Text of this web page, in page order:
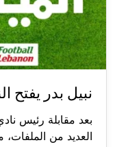
نبيل بدر يفتح
بعد مقابلة رئيس
العديد من الملفات،